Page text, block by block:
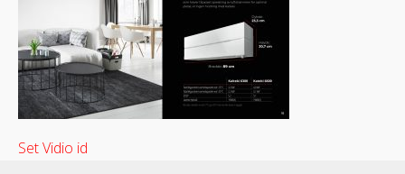
Vannbåren varmepumper
Store lokaler…se her!
Galeri-legger ut et lite
utdrag her
Set Vidio id